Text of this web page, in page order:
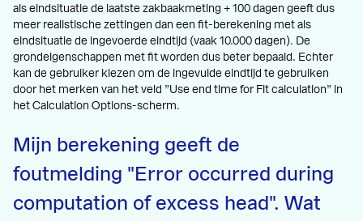
als eindsituatie de laatste zakbaakmeting + 100 dagen geeft dus
meer realistische zettingen dan een fit-berekening met als
eindsituatie de ingevoerde eindtijd (vaak 10.000 dagen). De
grondeigenschappen met fit worden dus beter bepaald. Echter
kan de gebruiker kiezen om de ingevulde eindtijd te gebruiken
door het merken van het veld ”Use end time for Fit calculation” in
het Calculation Options-scherm.
Mijn berekening geeft de
foutmelding "Error occurred during
computation of excess head". Wat